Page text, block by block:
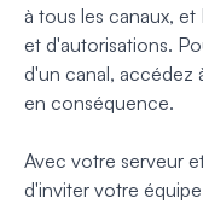
à tous les canaux,
et d'autorisations.
d'un canal, accédez
en conséquence.
Avec votre serveur
d'inviter votre